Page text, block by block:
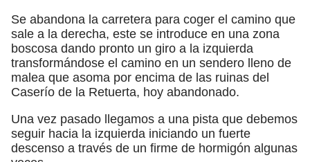
Se abandona la carretera para coger el camino que
sale a la derecha, este se introduce en una zona
boscosa dando pronto un giro a la izquierda
transformándose el camino en un sendero lleno de
malea que asoma por encima de las ruinas del
Caserío de la Retuerta, hoy abandonado.
Una vez pasado llegamos a una pista que debemos
seguir hacia la izquierda iniciando un fuerte
descenso a través de un firme de hormigón algunas